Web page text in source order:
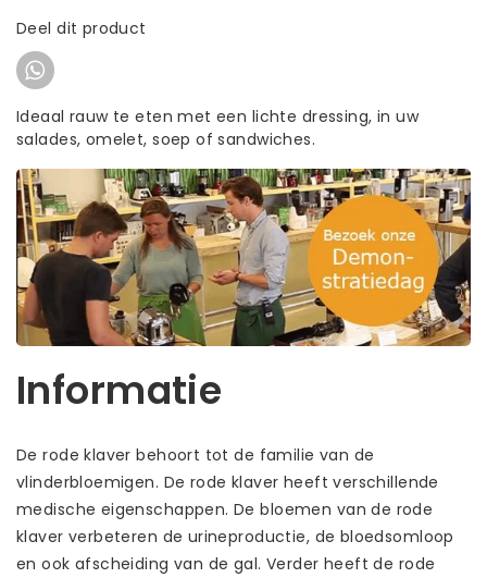
Deel dit product
Ideaal rauw te eten met een lichte dressing, in uw
salades, omelet, soep of sandwiches.
Informatie
De rode klaver behoort tot de familie van de
vlinderbloemigen. De rode klaver heeft verschillende
medische eigenschappen. De bloemen van de rode
klaver verbeteren de urineproductie, de bloedsomloop
en ook afscheiding van de gal. Verder heeft de rode